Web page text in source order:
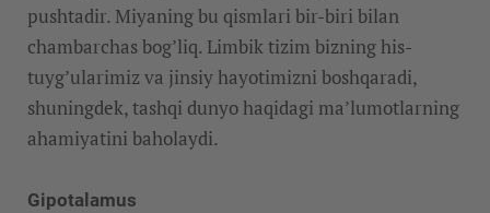
pushtadir. Miyaning bu qismlari bir-biri bilan
chambarchas bog’liq. Limbik tizim bizning his-
tuyg’ularimiz va jinsiy hayotimizni boshqaradi,
shuningdek, tashqi dunyo haqidagi ma’lumotlarning
ahamiyatini baholaydi.
Gipotalamus